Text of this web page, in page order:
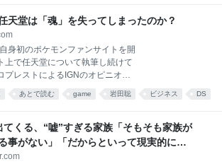
天堂は「魂」を失ってしまったのか？
身初のポケモンファンサイトを開
上で任天堂について執筆し続けて
プレストによるIGNのオピニオン
ンテンドーDS Liteを最高の任天堂
り、クッパ7人衆が再びクッパの
男を雇うべきだ！」あわせて読み
時のオカリナ』のリメイクが正式
がらリンクの姿が解禁、2026年
あとで読む game 岩田聡 ビジネス DS
くる、“嘘”すぎる家族「そもそも家族が
事がない」「だからといって現実的にす
になっちゃいそう」